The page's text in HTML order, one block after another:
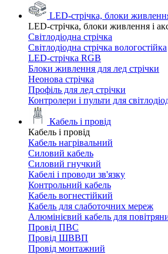
LED-стрічка, блоки
LED-стрічка, блоки живлення і
Світлодіодна стрічка
Світлодіодна стрічка вологостійка
LED-стрічка RGB
Блоки живлення для лед стрічки
Неонова стрічка
Профіль для лед стрічки
Контролери і пульти для
Кабель і провід
Кабель і провід
Кабель нагрівальний
Силовий кабель
Силовий гнучкий
Кабелі і проводи зв'язку
Контрольний кабель
Кабель вогнестійкий
Кабель для слаботочних мереж
Алюмінієвий кабель для
Провід ПВС
Провід ШВВП
Провід монтажний